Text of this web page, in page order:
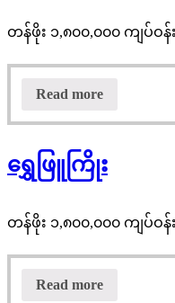
တန်ဖိုး ၁,၈၀၀,၀၀၀ ကျပ်ဝန်
Read more
ရွှေဖြူကြိုး
တန်ဖိုး ၁,၈၀၀,၀၀၀ ကျပ်ဝန်
Read more